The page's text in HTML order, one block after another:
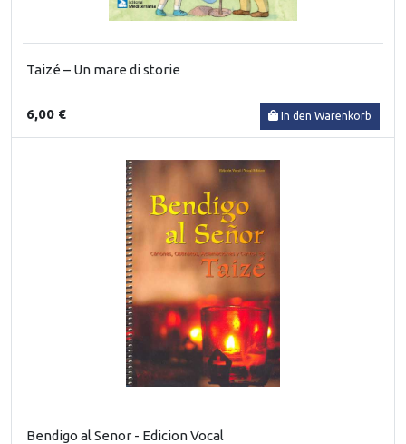
Taizé – Un mare di storie
6,00 € In den Warenkorb
Bendigo al Senor - Edicion Vocal